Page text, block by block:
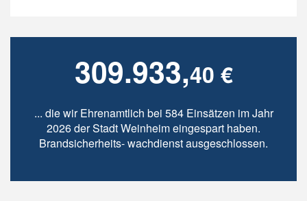
309.933,40 €
... die wir Ehrenamtlich bei 584 Einsätzen im Jahr
2026 der Stadt Weinheim eingespart haben.
Brandsicherheits- wachdienst ausgeschlossen.